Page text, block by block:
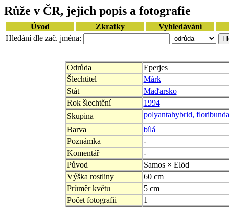
Růže v ČR, jejich popis a fotografie
Úvod Zkratky
Vyhledávání
Hledání dle zač. jména:
Odrůda
Eperjes
Šlechtitel
Márk
Stát
Maďarsko
Rok šlechtění
1994
Skupina
polyantahybrid, floribunda
Barva
bílá
Poznámka
-
Komentář
-
Původ
Samos × Elöd
Výška rostliny
60 cm
Průměr květu
5 cm
Počet fotografii
1